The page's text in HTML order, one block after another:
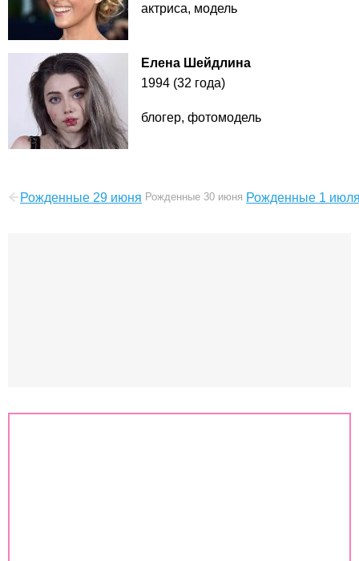
актриса, модель
Елена Шейдлина
1994 (32 года)
блогер, фотомодель
Рожденные 29 июня Рожденные 30 июня Рожденные 1